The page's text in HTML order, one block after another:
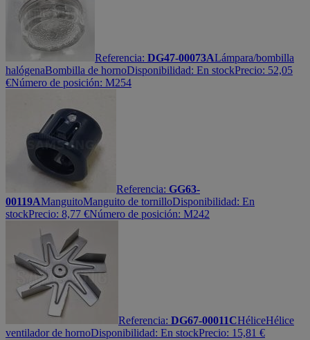
Referencia: DG47-00073ALámpara/bombilla
halógenaBombilla de hornoDisponibilidad: En stockPrecio: 52,05
€Número de posición: M254
Referencia: GG63-
00119AManguitoManguito de tornilloDisponibilidad: En
stockPrecio: 8,77 €Número de posición: M242
Referencia: DG67-00011CHéliceHélice
ventilador de hornoDisponibilidad: En stockPrecio: 15,81 €